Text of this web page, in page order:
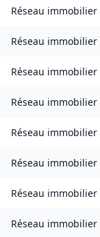
Réseau immobilier
Réseau immobilier
Réseau immobilier
Réseau immobilier
Réseau immobilier
Réseau immobilier
Réseau immobilier
Réseau immobilier